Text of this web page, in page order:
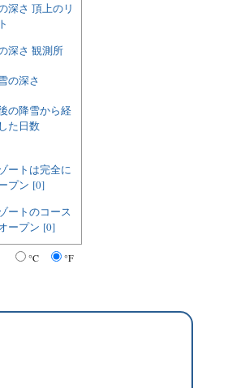
深さ 頂上のリ
深さ 観測所
の深さ
の降雪から経
た日数
ートは完全に
プン [0]
ートのコース
ープン [0]
°C °F